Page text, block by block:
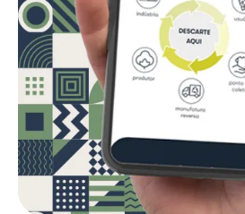
pontos de coleta espalhados por
plataforma utiliza um sistema de
os usuários a encontrar o local mais
corretamente suas
A Retalhar desempenha um papel
Circular, atuando como a empresa
reversa, incluindo coleta, triagem
materiais têxteis. Com expertise
viabilizamos a transformação dos